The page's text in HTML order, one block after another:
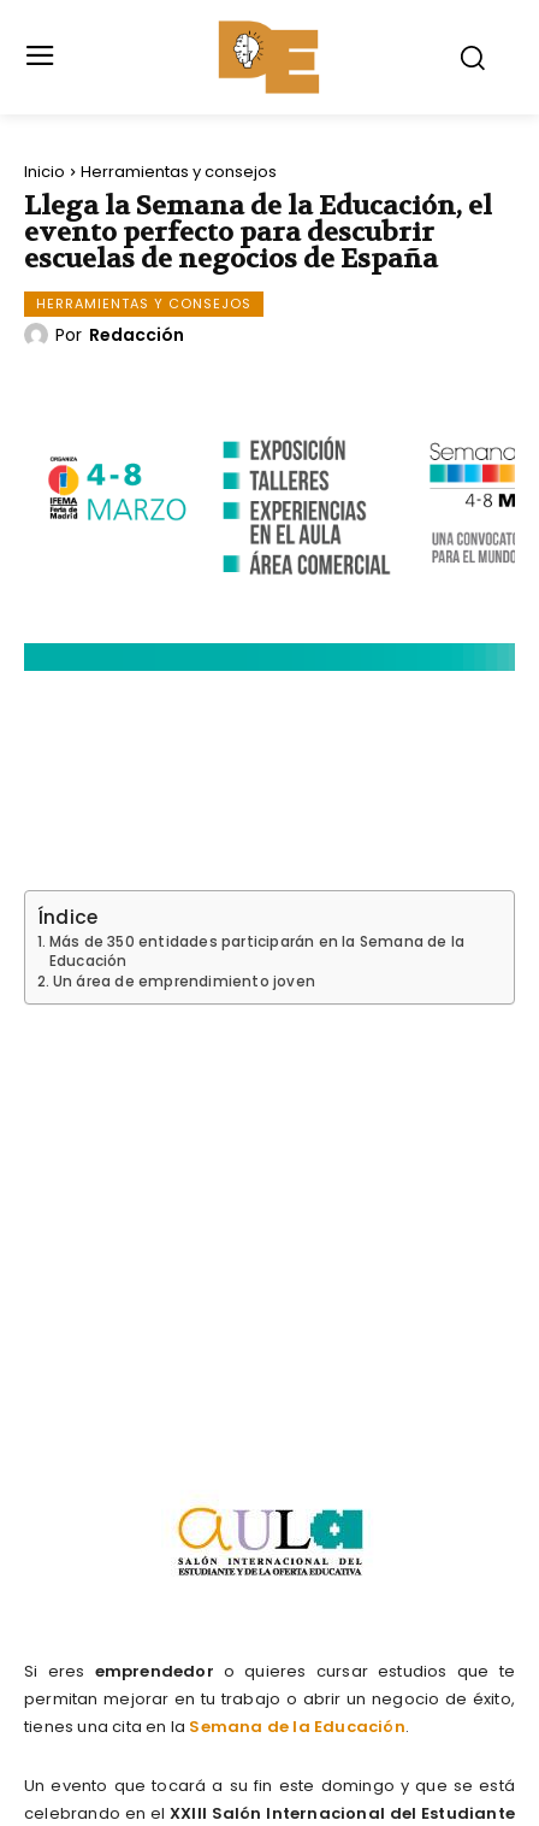
Inicio Herramientas y consejos
Llega la Semana de la Educación, el
evento perfecto para descubrir
escuelas de negocios de España
HERRAMIENTAS Y CONSEJOS
Por Redacción
Índice
Más de 350 entidades participarán en la Semana de la
Educación
Un área de emprendimiento joven
Si eres emprendedor o quieres cursar estudios que te
permitan mejorar en tu trabajo o abrir un negocio de éxito,
tienes una cita en la Semana de la Educación.
Un evento que tocará a su fin este domingo y que se está
celebrando en el XXIII Salón Internacional del Estudiante